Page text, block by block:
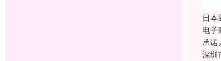
日本
电子
承诺
深圳